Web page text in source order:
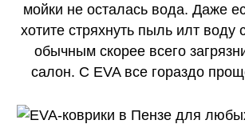
мойки не осталась вода. Даже
хотите стряхнуть пыль илт воду
обычным скорее всего
салон. С EVA все гораздо